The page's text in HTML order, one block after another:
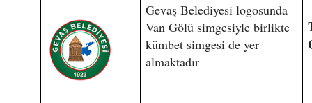
Gevaş Belediyesi logosunda
Van Gölü simgesiyle birlikte
kümbet simgesi de yer
almaktadır